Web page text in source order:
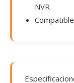
NVR